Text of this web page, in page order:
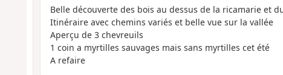
Belle découverte des bois au dessus de la ricamarie et
Itinéraire avec chemins variés et belle vue sur la vallée
Aperçu de 3 chevreuils
1 coin a myrtilles sauvages mais sans myrtilles cet été
A refaire